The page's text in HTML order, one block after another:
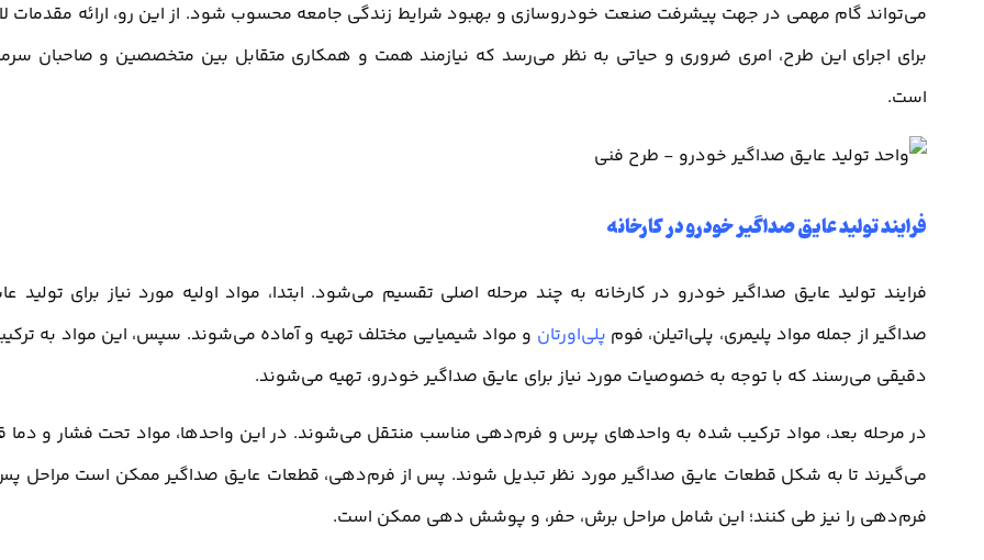
می‌تواند گام مهمی در جهت پیشرفت صنعت خودروسازی و بهبود شرایط زندگی جامعه محسوب شود. از این رو، ارائه مقدمات
برای اجرای این طرح، امری ضروری و حیاتی به نظر می‌رسد که نیازمند همت و همکاری متقابل بین متخصصین و صاحبان
است.
فرایند تولید عایق صداگیر خودرو در کارخانه
فرایند تولید عایق صداگیر خودرو در کارخانه به چند مرحله اصلی تقسیم می‌شود. ابتدا، مواد اولیه مورد نیاز برای تولید
صداگیر از جمله مواد پلیمری، پلی‌اتیلن، فوم پلی‌اورتان و مواد شیمیایی مختلف تهیه و آماده می‌شوند. سپس، این مواد به
دقیقی می‌رسند که با توجه به خصوصیات مورد نیاز برای عایق صداگیر خودرو، تهیه می‌شوند.
در مرحله بعد، مواد ترکیب شده به واحدهای پرس و فرم‌دهی مناسب منتقل می‌شوند. در این واحدها، مواد تحت فشار و دما
می‌گیرند تا به شکل قطعات عایق صداگیر مورد نظر تبدیل شوند. پس از فرم‌دهی، قطعات عایق صداگیر ممکن است مراحل
فرم‌دهی را نیز طی کنند؛ این شامل مراحل برش، حفر، و پوشش دهی ممکن است.